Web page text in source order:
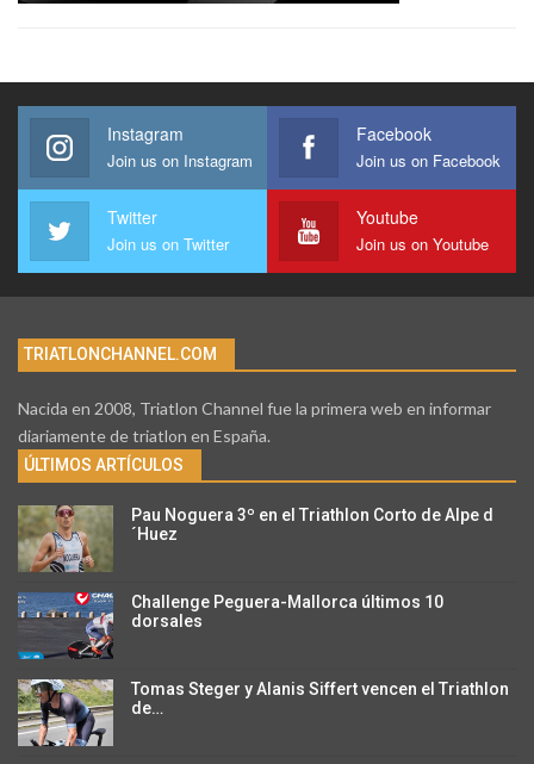
Instagram
Join us on Instagram
Facebook
Join us on Facebook
Twitter
Join us on Twitter
Youtube
Join us on Youtube
TRIATLONCHANNEL.COM
Nacida en 2008, Triatlon Channel fue la primera web en informar
diariamente de triatlon en España.
ÚLTIMOS ARTÍCULOS
Pau Noguera 3º en el Triathlon Corto de Alpe d
´Huez
Challenge Peguera-Mallorca últimos 10
dorsales
Tomas Steger y Alanis Siffert vencen el Triathlon
de…